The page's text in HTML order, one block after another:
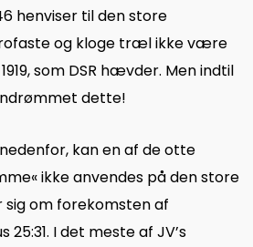
henviser til den store
og kloge træl ikke være
som DSR hævder. Men indtil
dette!
kan en af de otte
ikke anvendes på den store
om forekomsten af
I det meste af JV’s